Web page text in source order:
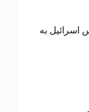
اسرائیل به